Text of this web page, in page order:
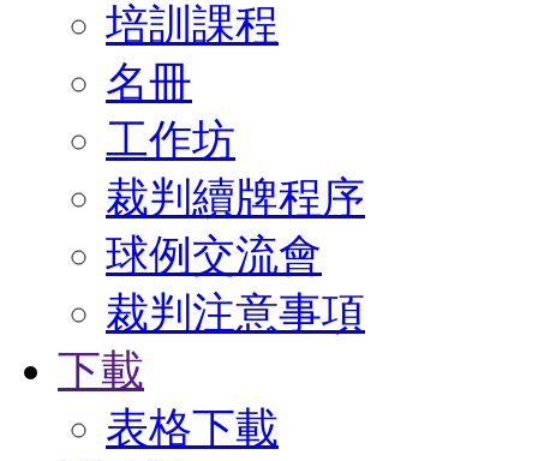
培訓課程
名冊
工作坊
裁判續牌程序
球例交流會
裁判注意事項
下載
表格下載